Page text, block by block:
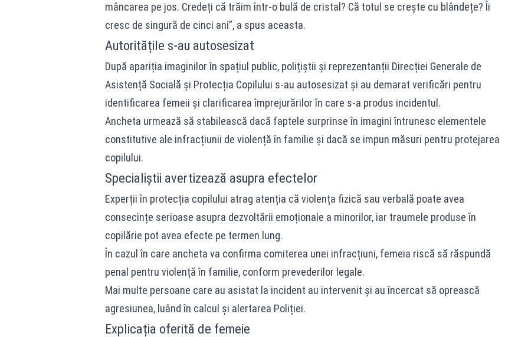
mâncarea pe jos. Credeți că trăim într-o bulă de cristal? Că totul se crește cu blândețe? Îi
cresc de singură de cinci ani”, a spus aceasta.
Autoritățile s-au autosesizat
După apariția imaginilor în spațiul public, polițiștii și reprezentanții Direcției Generale de
Asistență Socială și Protecția Copilului s-au autosesizat și au demarat verificări pentru
identificarea femeii și clarificarea împrejurărilor în care s-a produs incidentul.
Ancheta urmează să stabilească dacă faptele surprinse în imagini întrunesc elementele
constitutive ale infracțiunii de violență în familie și dacă se impun măsuri pentru protejarea
copilului.
Specialiștii avertizează asupra efectelor
Experții în protecția copilului atrag atenția că violența fizică sau verbală poate avea
consecințe serioase asupra dezvoltării emoționale a minorilor, iar traumele produse în
copilărie pot avea efecte pe termen lung.
În cazul în care ancheta va confirma comiterea unei infracțiuni, femeia riscă să răspundă
penal pentru violență în familie, conform prevederilor legale.
Mai multe persoane care au asistat la incident au intervenit și au încercat să oprească
agresiunea, luând în calcul și alertarea Poliției.
Explicația oferită de femeie